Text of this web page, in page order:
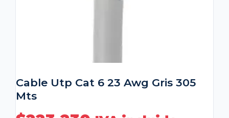
Cable Utp Cat 6 23 Awg Gris 305
Mts